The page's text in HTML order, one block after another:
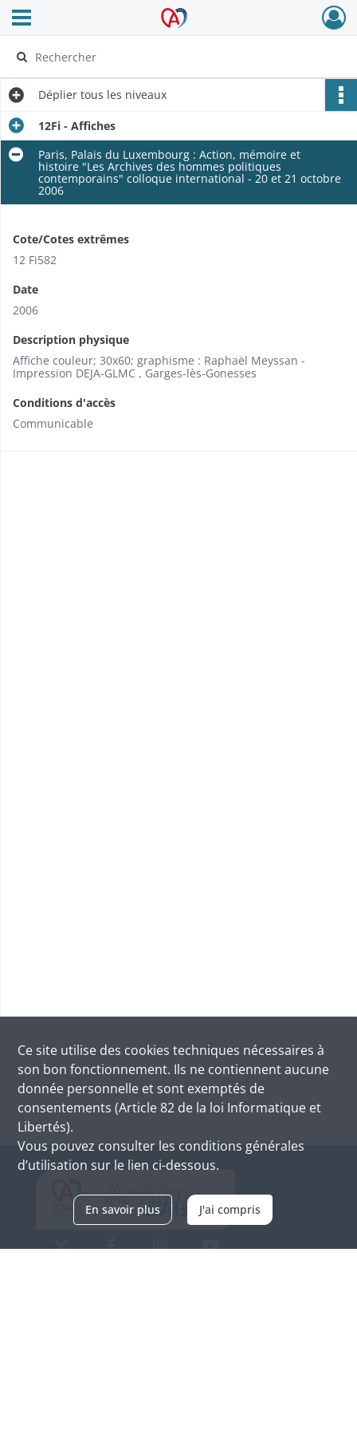
Archives Alsace - Colmar
Ouvrir le menu déroulant
Déplier tous les niveaux
12Fi - Affiches
Paris, Palais du Luxembourg : Action, mémoire et
histoire "Les Archives des hommes politiques
contemporains" colloque international - 20 et 21 octobre
2006
Cote/Cotes extrêmes
12 Fi582
Date
2006
Description physique
Affiche couleur; 30x60; graphisme : Raphaël Meyssan -
Impression DEJA-GLMC , Garges-lès-Gonesses
Conditions d'accès
Communicable
Ce site utilise des cookies techniques nécessaires à
son bon fonctionnement. Ils ne contiennent aucune
donnée personnelle et sont exemptés de
consentements (Article 82 de la loi Informatique et
Libertés).
Vous pouvez consulter les conditions générales
d’utilisation sur le lien ci-dessous.
En savoir plus J'ai compris